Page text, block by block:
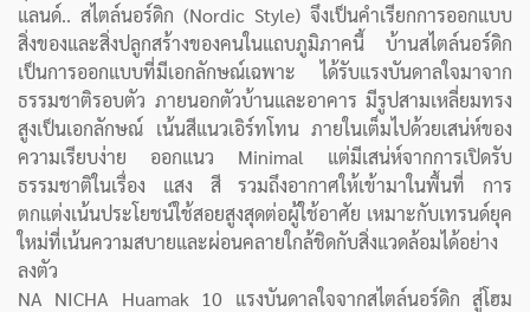
แลนด์.. สไตล์นอร์ดิก (Nordic Style) จึงเป็นคำเรียกการออกแบบ
สิ่งของและสิ่งปลูกสร้างของคนในแถบภูมิภาคนี้ บ้านสไตล์นอร์ดิก
เป็นการออกแบบที่มีเอกลักษณ์เฉพาะ ได้รับแรงบันดาลใจมาจาก
ธรรมชาติรอบตัว ภายนอกตัวบ้านและอาคาร มีรูปสามเหลี่ยมทรง
สูงเป็นเอกลักษณ์ เน้นสีแนวเอิร์ทโทน ภายในเต็มไปด้วยเสน่ห์ของ
ความเรียบง่าย ออกแนว Minimal แต่มีเสน่ห์จากการเปิดรับ
ธรรมชาติในเรื่อง แสง สี รวมถึงอากาศให้เข้ามาในพื้นที่ การ
ตกแต่งเน้นประโยชน์ใช้สอยสูงสุดต่อผู้ใช้อาศัย เหมาะกับเทรนด์ยุค
ใหม่ที่เน้นความสบายและผ่อนคลายใกล้ชิดกับสิ่งแวดล้อมได้อย่าง
ลงตัว
NA NICHA Huamak 10 แรงบันดาลใจจากสไตล์นอร์ดิก สู่โฮม